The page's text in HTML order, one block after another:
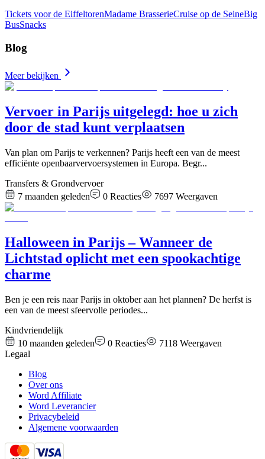
Tickets voor de EiffeltorenMadame BrasserieCruise op de SeineBig
BusSnacks
Blog
Meer bekijken
Vervoer in Parijs uitgelegd: hoe u zich
door de stad kunt verplaatsen
Van plan om Parijs te verkennen? Parijs heeft een van de meest
efficiënte openbaarvervoersystemen in Europa. Begr...
Transfers & Grondvervoer
7 maanden geleden
0 Reacties 7697 Weergaven
Halloween in Parijs – Wanneer de
Lichtstad oplicht met een spookachtige
charme
Ben je een reis naar Parijs in oktober aan het plannen? De herfst is
een van de meest sfeervolle periodes...
Kindvriendelijk
10 maanden geleden
0 Reacties 7118 Weergaven
Legaal
Blog
Over ons
Word Affiliate
Word Leverancier
Privacybeleid
Algemene voorwaarden